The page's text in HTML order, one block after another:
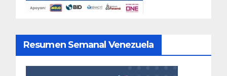
Resumen Semanal Venezuela